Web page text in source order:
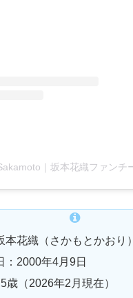
本花織（さかもとかおり）
：2000年4月9日
歳（2026年2月現在）